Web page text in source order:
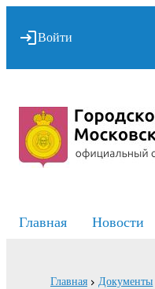
Войти
Главная Новости
Главная Документы